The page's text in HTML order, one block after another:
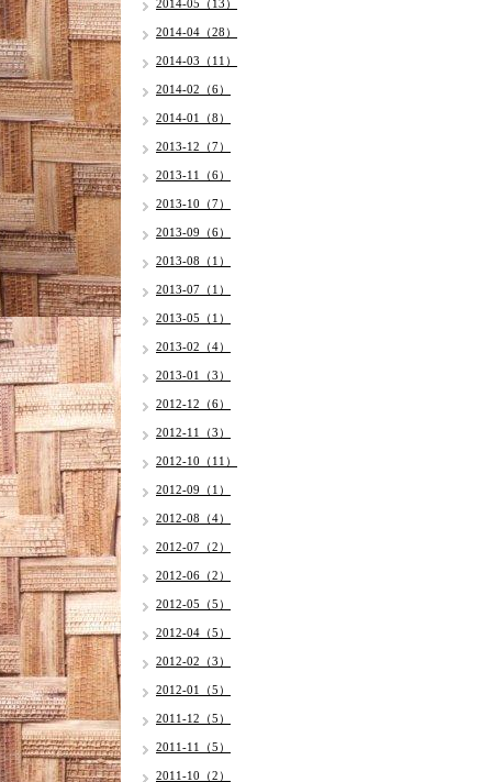
2014-05（13）
2014-04（28）
2014-03（11）
2014-02（6）
2014-01（8）
2013-12（7）
2013-11（6）
2013-10（7）
2013-09（6）
2013-08（1）
2013-07（1）
2013-05（1）
2013-02（4）
2013-01（3）
2012-12（6）
2012-11（3）
2012-10（11）
2012-09（1）
2012-08（4）
2012-07（2）
2012-06（2）
2012-05（5）
2012-04（5）
2012-02（3）
2012-01（5）
2011-12（5）
2011-11（5）
2011-10（2）